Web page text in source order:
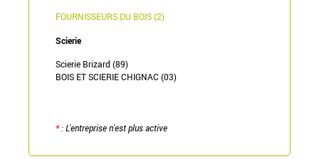
FOURNISSEURS DU BOIS (2)
Scierie
Scierie Brizard (89)
BOIS ET SCIERIE CHIGNAC (03)
*: L'entreprise n'est plus active